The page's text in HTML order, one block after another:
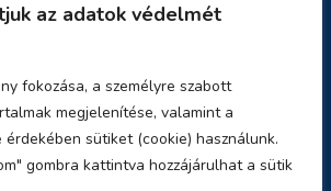
az adatok védelmét
fokozása, a személyre szabott
megjelenítése, valamint a
sütiket (cookie) használunk.
gombra kattintva hozzájárulhat a sütik